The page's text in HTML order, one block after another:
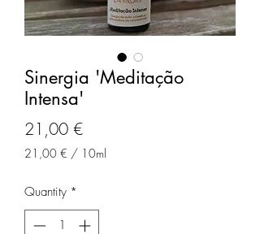
Sinergia 'Meditação
Intensa'
21,00 €Price
21,00 € / 10ml
per
10
Milliliters
Quantity *